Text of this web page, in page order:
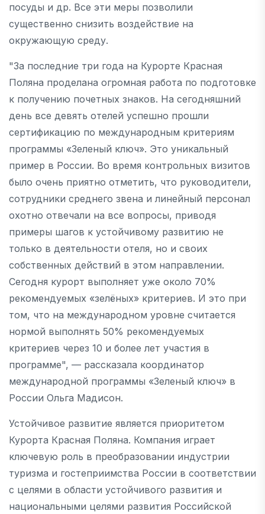
посуды и др. Все эти меры позволили
существенно снизить воздействие на
окружающую среду.
"За последние три года на Курорте Красная
Поляна проделана огромная работа по подготовке
к получению почетных знаков. На сегодняшний
день все девять отелей успешно прошли
сертификацию по международным критериям
программы «Зеленый ключ». Это уникальный
пример в России. Во время контрольных визитов
было очень приятно отметить, что руководители,
сотрудники среднего звена и линейный персонал
охотно отвечали на все вопросы, приводя
примеры шагов к устойчивому развитию не
только в деятельности отеля, но и своих
собственных действий в этом направлении.
Сегодня курорт выполняет уже около 70%
рекомендуемых «зелёных» критериев. И это при
том, что на международном уровне считается
нормой выполнять 50% рекомендуемых
критериев через 10 и более лет участия в
программе", — рассказала координатор
международной программы «Зеленый ключ» в
России Ольга Мадисон.
Устойчивое развитие является приоритетом
Курорта Красная Поляна. Компания играет
ключевую роль в преобразовании индустрии
туризма и гостеприимства России в соответствии
с целями в области устойчивого развития и
национальными целями развития Российской